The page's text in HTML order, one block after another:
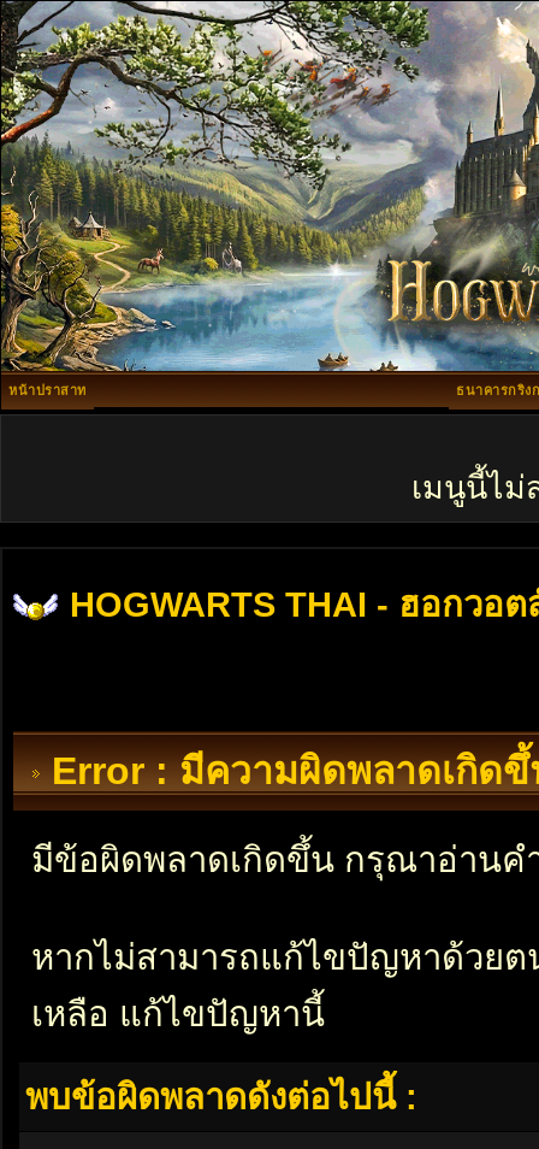
หน้าปราสาท ธนาคารกริง
เมนูนี้ไม่
HOGWARTS THAI - ฮอกวอต
Error : มีความผิดพลาดเกิดขึ้
มีข้อผิดพลาดเกิดขึ้น กรุณาอ่านค
หากไม่สามารถแก้ไขปัญหาด้วย
เหลือ แก้ไขปัญหานี้
พบข้อผิดพลาดดังต่อไปนี้ :